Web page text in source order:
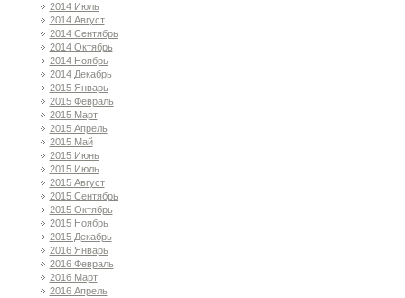
2014 Июль
2014 Август
2014 Сентябрь
2014 Октябрь
2014 Ноябрь
2014 Декабрь
2015 Январь
2015 Февраль
2015 Март
2015 Апрель
2015 Май
2015 Июнь
2015 Июль
2015 Август
2015 Сентябрь
2015 Октябрь
2015 Ноябрь
2015 Декабрь
2016 Январь
2016 Февраль
2016 Март
2016 Апрель